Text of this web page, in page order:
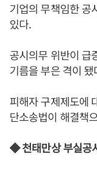
기업의 무책임한 공
있다.
공시의무 위반이 급
기름을 부은 격이 됐
피해자 구제제도에
단소송법이 해결책
◆ 천태만상 부실공